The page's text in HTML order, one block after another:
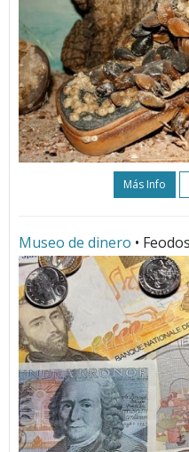
Más Info
Museo de dinero •